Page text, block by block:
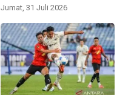
Jumat, 31 Juli 2026